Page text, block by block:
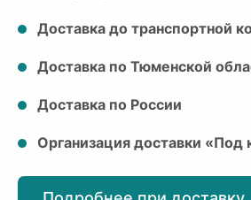
Доставка до транспортной
Доставка по Тюменской
Доставка по России
Организация доставки «Под